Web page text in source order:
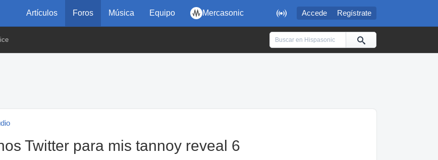
 Accede Regístrate
Artículos Foros Música Equipo Mercasonic
Twitter para mis tannoy reveal 6